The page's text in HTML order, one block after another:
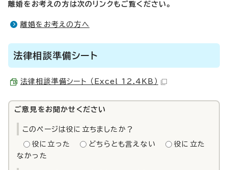
離婚をお考えの方は次のリンクもご覧ください。
離婚をお考えの方へ
法律相談準備シート
法律相談準備シート （Excel 12.4KB）
ご意見をお聞かせください
このページは役に立ちましたか？
役に立った どちらとも言えない
役に立た
なかった